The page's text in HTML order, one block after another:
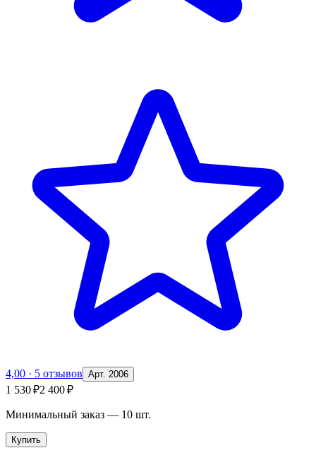
4,00 · 5 отзывов Арт. 2006
1 530 ₽2 400 ₽
Минимальный заказ — 10 шт.
Купить